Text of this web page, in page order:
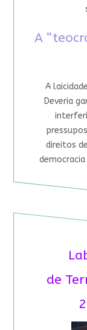
A
A
Deveria
direitos
de